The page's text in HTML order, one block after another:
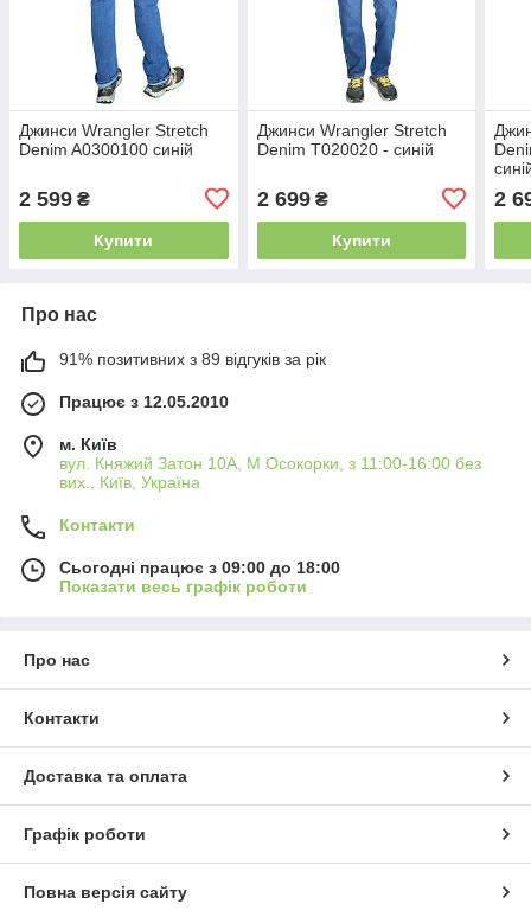
Джинси Wrangler Stretch
Denim A0300100 синій
2 599 ₴
Купити
Джинси Wrangler Stretch
Denim T020020 - синій
2 699₴
Купити
2
Про нас
91% позитивних з 89 відгуків за рік
Працює з 12.05.2010
м. Київ
вул. Княжий Затон 10А, М Осокорки, з 11:00-16:00 без
вих., Київ, Україна
Контакти
Сьогодні працює з 09:00 до 18:00
Показати весь графік роботи
Про нас
Контакти
Доставка та оплата
Графік роботи
Повна версія сайту